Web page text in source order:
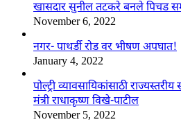
खासदार सुनील तटकरे बनले पिचड
November 6, 2022
नगर- पाथर्डी रोड वर भीषण अपघात!
January 4, 2022
पोल्ट्री व्यावसायिकांसाठी
मंत्री राधाकृष्ण विखे-पाटील
November 5, 2022